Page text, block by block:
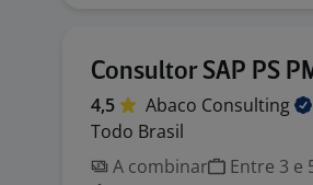
Consultor SAP PS
4,5 Abaco Consulting
Todo Brasil
A combinar
Entre 3 e